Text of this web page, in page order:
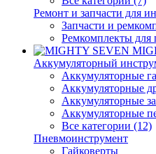
Ремонт и запчасти для
Запчасти и
Ремкомплекты для
Аккумуляторный
Аккумуляторные
Аккумуляторные
Аккумуляторные
Аккумуляторные
Все категории (12)
Пневмоинструмент
Гайковерты